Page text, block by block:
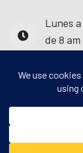
Lunes
de 8 am
© 2025 -